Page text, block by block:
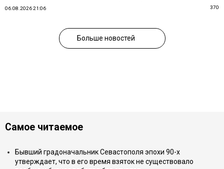
06.08.2026 21:06 370
Больше новостей
Самое читаемое
Бывший градоначальник Севастополя эпохи 90-х
утверждает, что в его время взяток не существовало